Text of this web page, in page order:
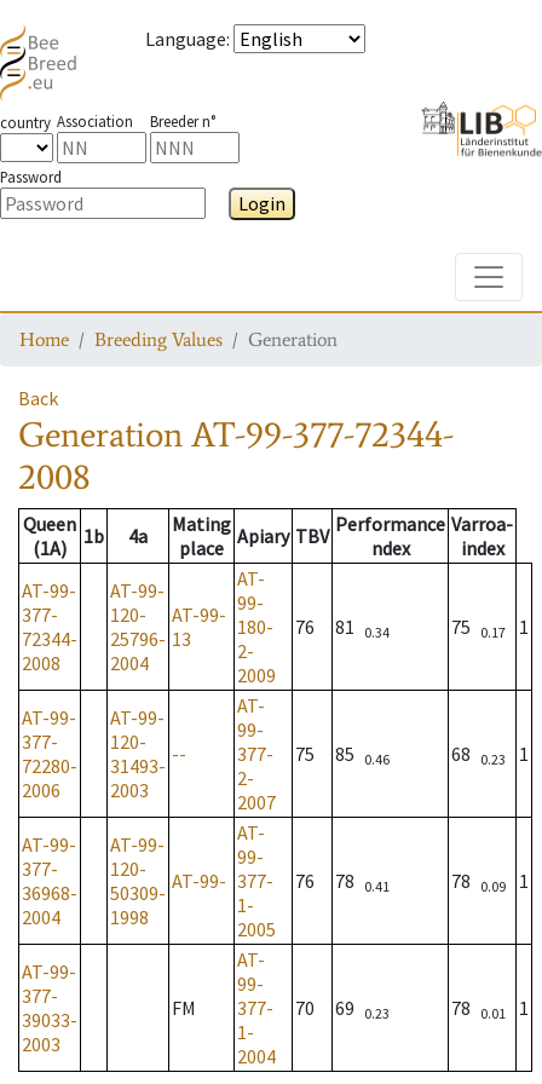
Language:
country Association Breeder n°
Password
Login
Home Breeding Values Generation
Back
GenerationAT-99-377-72344-
2008
Queen
(1A)
1b 4a
Mating
place Apiary TBV Performance
ndex
Varroa-
index
AT-99-
377-
72344-
2008
AT-99-
120-
25796-
2004
AT-99-
13
AT-
99-
180-
2-
2009
76 81 0.34 75 0.17 1
AT-99-
377-
72280-
2006
AT-99-
120-
31493-
2003
--
AT-
99-
377-
2-
2007
75 85 0.46 68 0.23 1
AT-99-
377-
36968-
2004
AT-99-
120-
50309-
1998
AT-99-
AT-
99-
377-
1-
2005
76 78 0.41 78 0.09 1
AT-99-
377-
39033-
2003
FM
AT-
99-
377-
1-
2004
70 69 0.23 78 0.01 1